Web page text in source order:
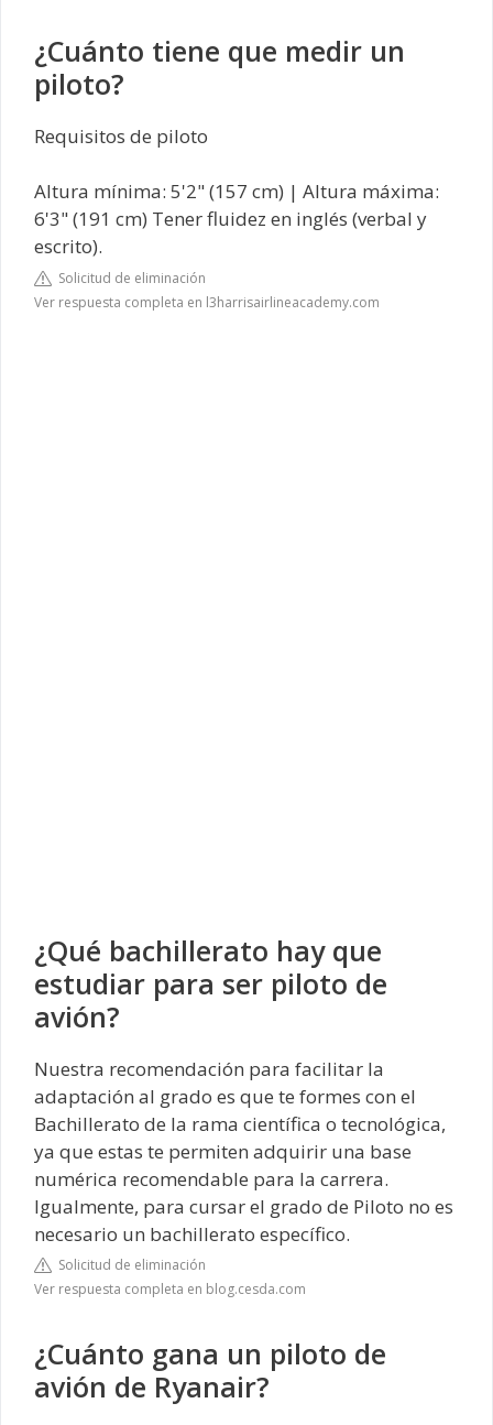
¿Cuánto tiene que medir un
piloto?
Requisitos de piloto
Altura mínima: 5'2" (157 cm) | Altura máxima:
6'3" (191 cm) Tener fluidez en inglés (verbal y
escrito).
Solicitud de eliminación
Ver respuesta completa en l3harrisairlineacademy.com
¿Qué bachillerato hay que
estudiar para ser piloto de
avión?
Nuestra recomendación para facilitar la
adaptación al grado es que te formes con el
Bachillerato de la rama científica o tecnológica,
ya que estas te permiten adquirir una base
numérica recomendable para la carrera.
Igualmente, para cursar el grado de Piloto no es
necesario un bachillerato específico.
Solicitud de eliminación
Ver respuesta completa en blog.cesda.com
¿Cuánto gana un piloto de
avión de Ryanair?